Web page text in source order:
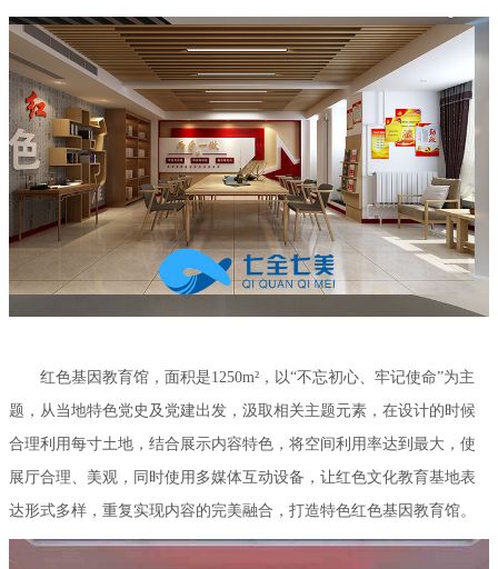
红色基因教育馆，面积是1250m²，以“不忘初心、牢记使命”为主
题，从当地特色党史及党建出发，汲取相关主题元素，在设计的时候
合理利用每寸土地，结合展示内容特色，将空间利用率达到最大，使
展厅合理、美观，同时使用多媒体互动设备，让红色文化教育基地表
达形式多样，重复实现内容的完美融合，打造特色红色基因教育馆。